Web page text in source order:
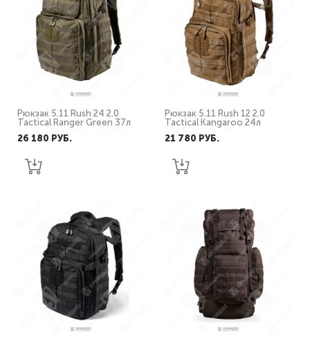
Рюкзак 5.11 Rush 24 2.0
Tactical Ranger Green 37л
26 180 PУБ.
Рюкзак 5.11 Rush 12 2.0
Tactical Kangaroo 24л
21 780 PУБ.